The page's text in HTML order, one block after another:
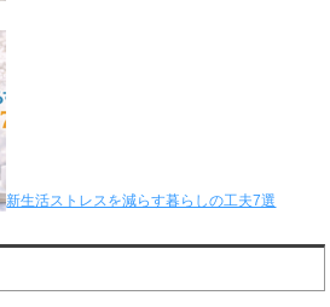
新生活ストレスを減らす暮らしの工夫7選